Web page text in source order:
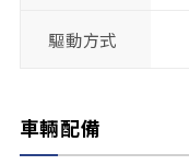
驅動方式
車輛配備